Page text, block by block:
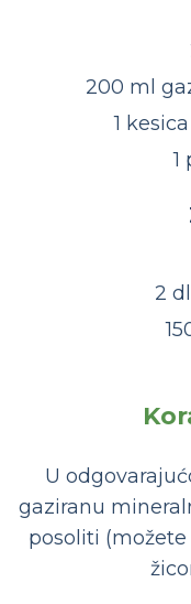
200 ml
1
1
2
U
gaziranu
posoliti